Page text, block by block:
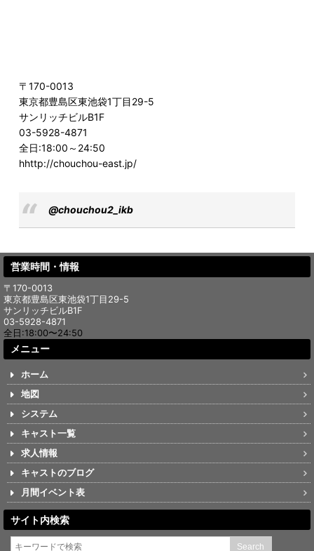
〒170-0013
東京都豊島区東池袋1丁目29-5
サンリッチビルB1F
03-5928-4871
全日:18:00～24:50
hhttp://chouchou-east.jp/
@chouchou2_ikb
営業時間・情報
〒170-0013
東京都豊島区東池袋1丁目29-5
サンリッチビルB1F
03-5928-4871
全日:18:00〜24:50
メニュー
ホーム
地図
システム
キャスト一覧
求人情報
キャストのブログ
月間イベント表
サイト内検索